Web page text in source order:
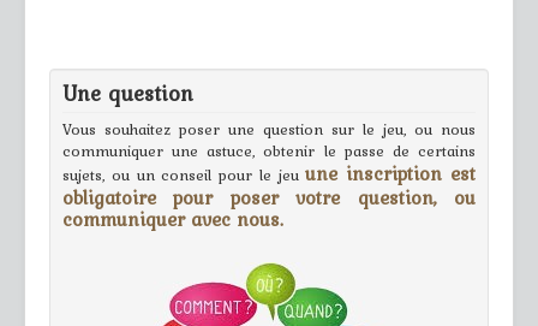
Une question
Vous souhaitez poser une question sur le jeu, ou nous
communiquer une astuce, obtenir le passe de certains
sujets, ou un conseil pour le jeuune inscription est
obligatoire pour poser votre question, ou
communiquer avec nous.